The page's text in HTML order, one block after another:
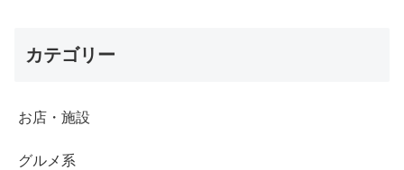
カテゴリー
お店・施設
グルメ系